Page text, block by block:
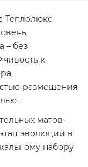
Теплолюкс
– без
к
размещения
матов
эволюции в
набору